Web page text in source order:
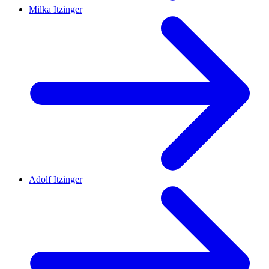
Milka Itzinger
Adolf Itzinger